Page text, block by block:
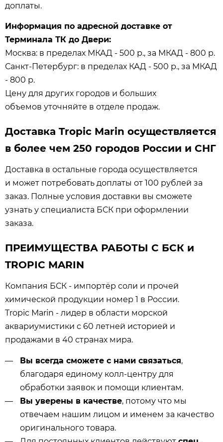
доплаты.
Информация по адресной доставке от
Терминала ТК до Двери:
Москва: в пределах МКАД - 500 р., за МКАД - 800 р.
Санкт-Петербург: в пределах КАД - 500 р., за МКАД
- 800 р.
Цену для других городов и больших
объемов уточняйте в отделе продаж.
Доставка Tropic Marin осуществляется
в более чем 250 городов России и СНГ
Доставка в остальные города осуществляется
и может потребовать доплаты от 100 рублей за
заказ. Полные условия доставки вы сможете
узнать у специалиста БСК при оформлении
заказа.
ПРЕИМУЩЕСТВА РАБОТЫ С БСК и
TROPIC MARIN
Компания БСК - импортёр соли и прочей
химической продукции номер 1 в России.
Tropic Marin - лидер в области морской
аквариумистики с 60 летней историей и
продажами в 40 странах мира.
Вы всегда сможете с нами связаться,
благодаря единому колл-центру для
обработки заявок и помощи клиентам.
Вы уверены в качестве, потому что мы
отвечаем нашим лицом и именем за качество
оригинального товара.